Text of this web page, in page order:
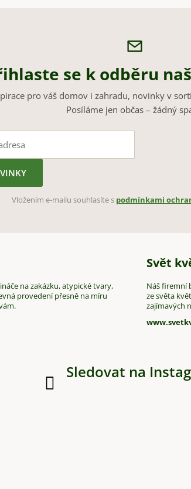
se k odběru
pro váš domov i zahradu, novinky v
Posíláme jen občas – žádný
Vložením e-mailu souhlasíte s podmínkami
na zakázku, atypické tvary,
provedení přesně na míru
Svět
Náš firemní
ze světa
zajímavých
Sledovat na